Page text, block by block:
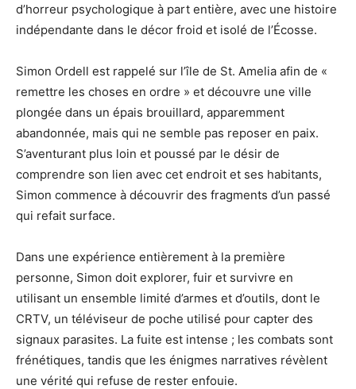
d’horreur psychologique à part entière, avec une histoire
indépendante dans le décor froid et isolé de l’Écosse.
Simon Ordell est rappelé sur l’île de St. Amelia afin de «
remettre les choses en ordre » et découvre une ville
plongée dans un épais brouillard, apparemment
abandonnée, mais qui ne semble pas reposer en paix.
S’aventurant plus loin et poussé par le désir de
comprendre son lien avec cet endroit et ses habitants,
Simon commence à découvrir des fragments d’un passé
qui refait surface.
Dans une expérience entièrement à la première
personne, Simon doit explorer, fuir et survivre en
utilisant un ensemble limité d’armes et d’outils, dont le
CRTV, un téléviseur de poche utilisé pour capter des
signaux parasites. La fuite est intense ; les combats sont
frénétiques, tandis que les énigmes narratives révèlent
une vérité qui refuse de rester enfouie.